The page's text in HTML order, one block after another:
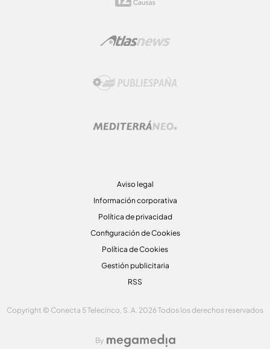
Aviso legal
Información corporativa
Política de privacidad
Configuración de Cookies
Política de Cookies
Gestión publicitaria
RSS
Copyright © Conecta 5 Telecinco, S. A. 2026 Todos los derechos reservados
By